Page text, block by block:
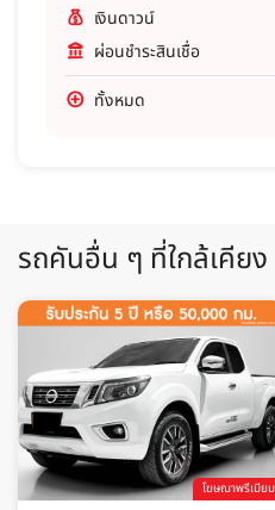
เงินดาวน์
ผ่อนชำระสินเชื่อ
ทั้งหมด
รถคันอื่น ๆ ที่ใกล้เคียง
โฆษณาพรีเมียม